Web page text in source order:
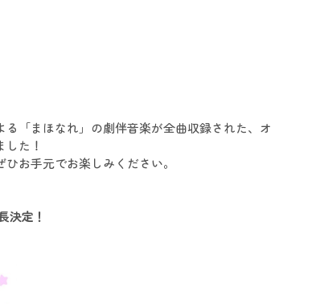
「まほなれ」の劇伴音楽が全曲収録された、オ
た！
お手元でお楽しみください。
決定！